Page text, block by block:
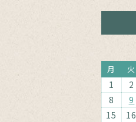
月 火
1 2
8
9
15
16